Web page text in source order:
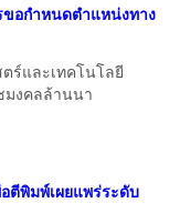
อกําหนดตําแหน่งทาง
ร์และเทคโนโลยี
มงคลล้านนา
ตีพิมพ์เผยแพร่ระดับ